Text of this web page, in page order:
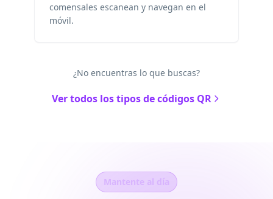
comensales escanean y navegan en el
móvil.
¿No encuentras lo que buscas?
Ver todos los tipos de códigos QR
Mantente al día